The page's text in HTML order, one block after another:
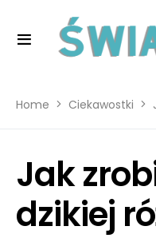
Home Ciekawostki
Jak
dzikiej